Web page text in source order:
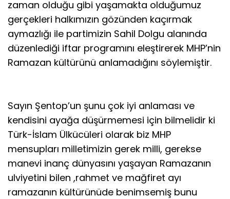
zaman olduğu gibi yaşamakta olduğumuz
gerçekleri halkımızın gözünden kaçırmak
aymazlığı ile partimizin Sahil Dolgu alanında
düzenlediği iftar programını eleştirerek MHP’nin
Ramazan kültürünü anlamadığını söylemiştir.
Sayın Şentop’un şunu çok iyi anlaması ve
kendisini ayağa düşürmemesi için bilmelidir ki
Türk-İslam Ülkücüleri olarak biz MHP
mensupları milletimizin gerek milli, gerekse
manevi inanç dünyasını yaşayan Ramazanın
ulviyetini bilen ,rahmet ve mağfiret ayı
ramazanın kültürünüde benimsemiş bunu